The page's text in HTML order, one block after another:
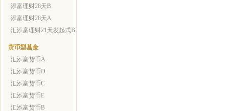
添富理财28天B
添富理财28天A
汇添富理财21天发起式B
货币型基金
汇添富货币A
汇添富货币D
汇添富货币C
汇添富货币E
汇添富货币B